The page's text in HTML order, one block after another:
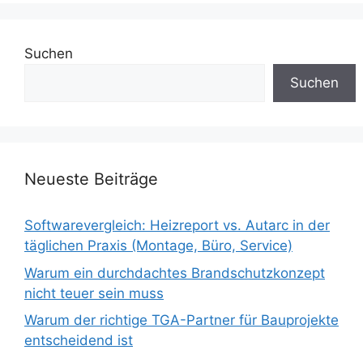
Suchen
Suchen
Neueste Beiträge
Softwarevergleich: Heizreport vs. Autarc in der
täglichen Praxis (Montage, Büro, Service)
Warum ein durchdachtes Brandschutzkonzept
nicht teuer sein muss
Warum der richtige TGA-Partner für Bauprojekte
entscheidend ist